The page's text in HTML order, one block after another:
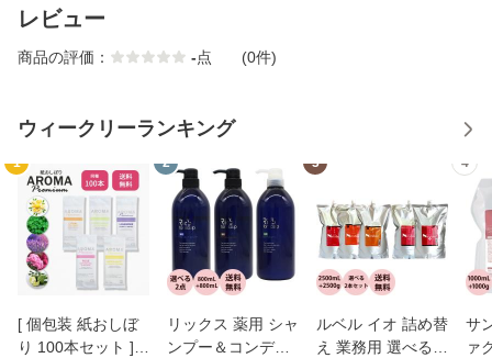
レビュー
商品の評価： -点 (0件)
ウィークリーランキング
1
[ 個包装 紙おしぼ
り 100本セット ] V
2
リックス 薬用 シャ
ンプー＆コンディ
3
ルベル イオ 詰め替
え 業務用 選べる 2
4
サ
ァ